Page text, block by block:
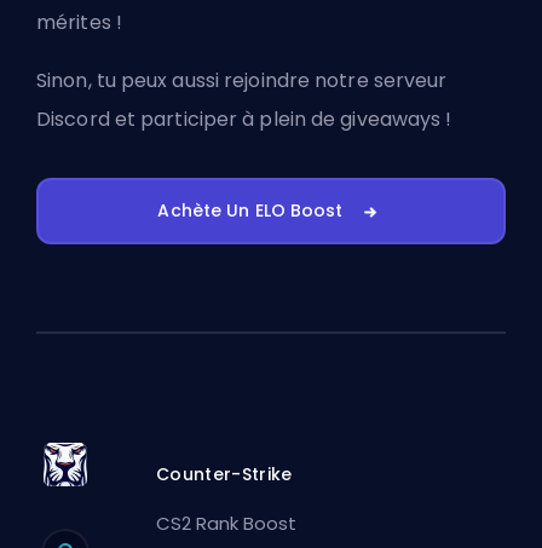
mérites !
Sinon, tu peux aussi rejoindre notre serveur
Discord et participer à plein de giveaways !
Achète Un ELO Boost
Counter-Strike
CS2 Rank Boost